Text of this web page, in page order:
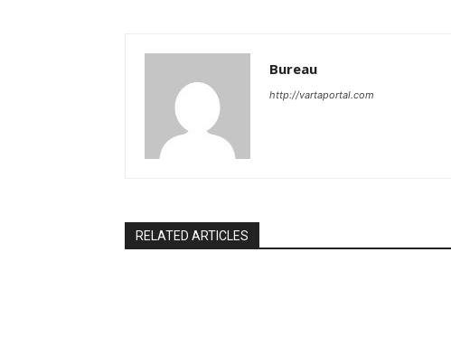
Bureau
http://vartaportal.com
RELATED ARTICLES